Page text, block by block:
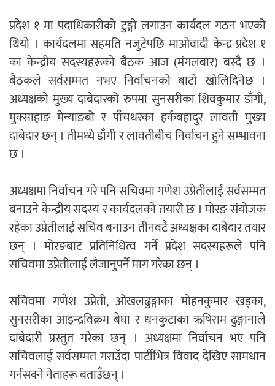
प्रदेश १ मा पदाधिकारीको टुङ्गो लगाउन कार्यदल गठन भएको
थियो । कार्यदलमा सहमति नजुटेपछि माओवादी केन्द्र प्रदेश १
का केन्द्रीय सदस्यहरूको बैठक आज (मंगलबार) बस्दै छ ।
बैठकले सर्वसम्मत नभए निर्वाचनको बाटो खोलिदिनेछ ।
अध्यक्षको मुख्य दाबेदारको रुपमा सुनसरीका शिवकुमार डाँगी,
मुक्साहाङ मेन्याङबो र पाँचथरका हर्कबहादुर लावती मुख्य
दाबेदार छन् । तीमध्ये डाँगी र लावतीबीच निर्वाचन हुने सम्भावना
छ ।
अध्यक्षमा निर्वाचन गरे पनि सचिवमा गणेश उप्रेतीलाई सर्वसम्मत
बनाउने केन्द्रीय सदस्य र कार्यदलको तयारी छ । मोरङ संयोजक
रहेका उप्रेतीलाई सचिव बनाउन तीनवटै अध्यक्षका दाबेदार तयार
छन् । मोरङबाट प्रतिनिधित्व गर्ने प्रदेश सदस्यहरूले पनि
सचिवमा उप्रेतीलाई लैजानुपर्ने माग गरेका छन् ।
सचिवमा गणेश उप्रेती, ओखलढुङ्गाका मोहनकुमार खड्का,
सुनसरीका आइन्द्रविक्रम बेघा र धनकुटाका ऋषिराम ढुङ्गानाले
दाबेदारी प्रस्तुत गरेका छन् । अध्यक्षमा निर्वाचन भए पनि
सचिवलाई सर्वसम्मत गराउँदा पार्टीभित्र विवाद देखिए सामधान
गर्नसक्ने नेताहरू बताउँछन् ।